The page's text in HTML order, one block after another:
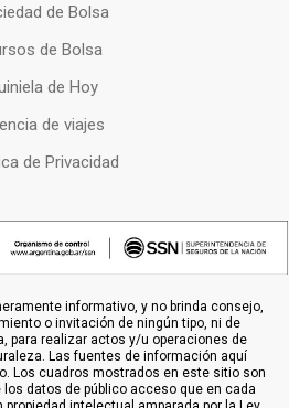
de Bolsa
de Bolsa
de Hoy
de viajes
de Privacidad
informativo, y no brinda consejo,
o invitación de ningún tipo, ni de
para realizar actos y/u operaciones de
Las fuentes de información aquí
Los cuadros mostrados en este sitio son
datos de público acceso que en cada